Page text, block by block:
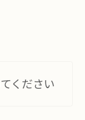
ください